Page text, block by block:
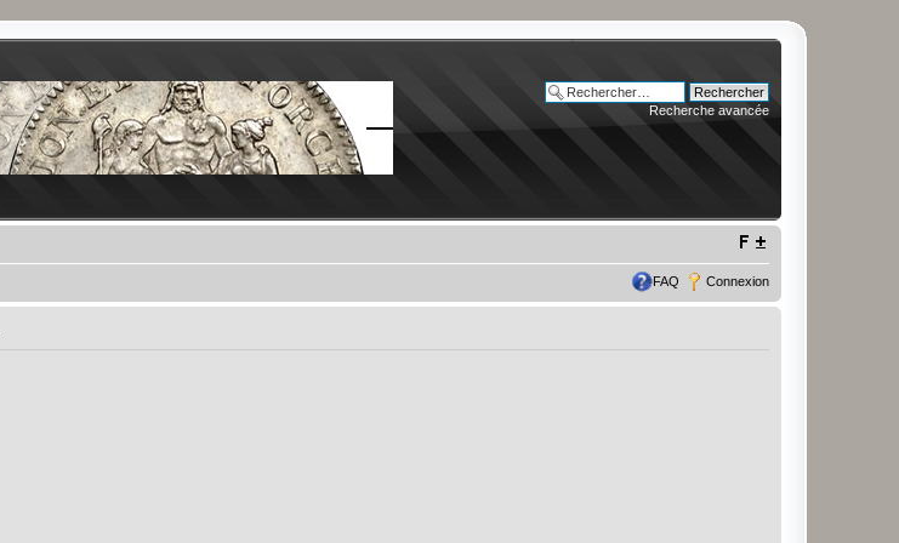
Recherche avancée
FAQ Connexion